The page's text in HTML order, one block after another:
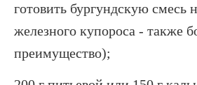
готовить бургундскую смесь
железного купороса - также
преимущество);